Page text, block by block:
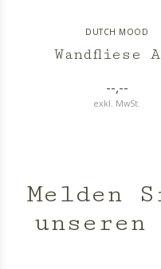
DUTCH MOOD
Wandfliese
--,--
exkl. MwSt.
Melden